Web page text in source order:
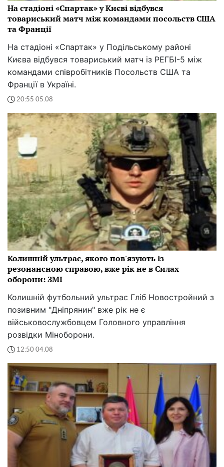
На стадіоні «Спартак» у Києві відбувся
товариський матч між командами посольств США
та Франції
На стадіоні «Спартак» у Подільському районі
Києва відбувся товариський матч із РЕГБІ-5 між
командами співробітників Посольств США та
Франції в Україні.
20:55 05.08
Колишній ультрас, якого пов'язують із
резонансною справою, вже рік не в Силах
оборони: ЗМІ
Колишній футбольний ультрас Гліб Новостройний з
позивним "Дніпрянин" вже рік не є
військовослужбовцем Головного управління
розвідки Міноборони.
12:50 04.08